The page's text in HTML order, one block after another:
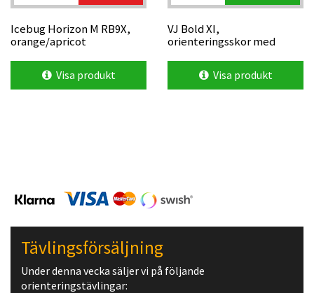
Icebug Horizon M RB9X,
orange/apricot
Visa produkt
VJ Bold XI,
orienteringsskor med
Visa produkt
Tävlingsförsäljning
Under denna vecka säljer vi på följande
orienteringstävlingar: